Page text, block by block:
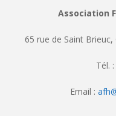
Association
65 rue de Saint Brieuc,
Tél.
Email :